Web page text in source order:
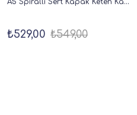
A5 Spiralli Sert Kapak Keten Kareli Tarihsiz Not Defteri Bordo
₺529,00 ₺549,00